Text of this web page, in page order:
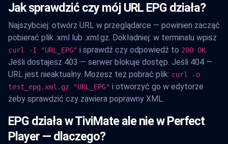
Jak sprawdzić czy mój URL EPG działa?
Najszybciej: otwórz URL w przeglądarce — powinien zacząć
pobierać plik .xml lub .xml.gz. Dokładniej: w terminalu wpisz
curl -I "URL_EPG" i sprawdź czy odpowiedź to 200 OK
Jeśli dostajesz 403 — serwer blokuje dostęp. Jeśli 404 —
URL jest nieaktualny. Możesz też pobrać plik: curl -o
test_epg.xml.gz "URL_EPG" i otworzyć go w edytorze
żeby sprawdzić czy zawiera poprawny XML.
EPG działa w TiviMate ale nie w Perfect
Player — dlaczego?